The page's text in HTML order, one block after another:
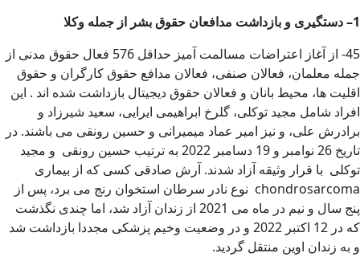
1
–دستگیری و بازداشت مدافعان حقوق بشر از جمله وکلا
45- از آغاز اعتراضات مسالمت آمیز حداقل 576 فعال حقوق مدنی از
جمله معلمان، فعالان صنفی، فعالان مدافع حقوق کارگران و حقوق
اقلیت ها، محیط بانان و فعالان حقوق دیجیتال بازداشت شده اند . این
افراد شامل مجید توکلی، گلرخ ابراهیمی ایرایی، سعید شیرزاد و
برادرش علی، و نیز امیر عماد میمیرانی و حسین رونقی می باشند. در
تاریخ 26 نوامبر و 19 دسامبر 2022 به ترتیب حسین رونقی و مجید
توکلی با قرار وثیقه آزاد شدند. آرش صادقی کسی که از بیماری
chondrosarcoma نوع نادر سرطان استخوان رنج می برد، پس از
پنج سال و نیم در ماه می 2021 از زندان آزاد شد، اما چندی نگذشت
که در 12 اکتبر 2022 و در وضعیت وخیم پزشکی مجددا بازداشت شد
و به زندان اوین منتقل گردید.